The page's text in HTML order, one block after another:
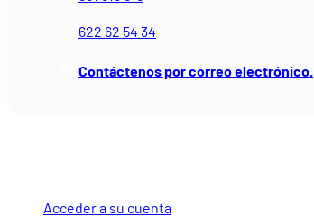
622 62 54 34
Contáctenos por correo electrónico.
Acceder a su cuenta